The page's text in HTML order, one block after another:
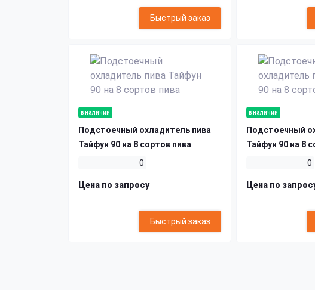
Быстрый заказ
в наличии
Подстоечный охладитель пива
Тайфун 90 на 8 сортов пива
0
Цена по запросу
Быстрый заказ
в наличии
Подстоечный
Тайфун 90 на 8
0
Цена по